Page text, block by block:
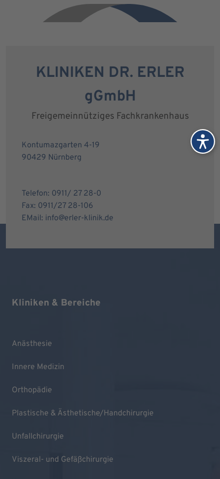
KLINIKEN DR. ERLER
gGmbH
Freigemeinnütziges Fachkrankenhaus
Kontumazgarten 4-19
90429 Nürnberg
Telefon: 0911/ 27 28-0
Fax: 0911/27 28-106
EMail: info@erler-klinik.de
Kliniken & Bereiche
Anästhesie
Innere Medizin
Orthopädie
Plastische & Ästhetische/Handchirurgie
Unfallchirurgie
Viszeral- und Gefäßchirurgie